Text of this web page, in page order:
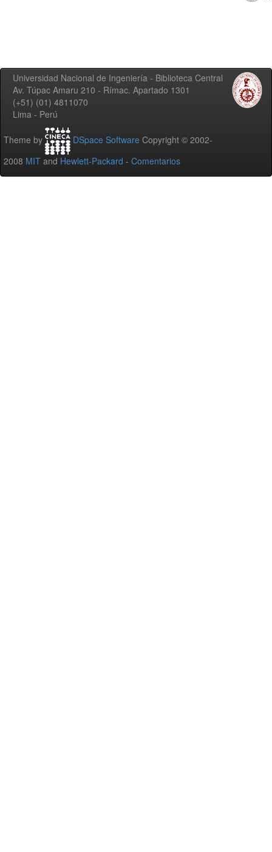
Universidad Nacional de Ingeniería - Biblioteca Central
Av. Túpac Amaru 210 - Rímac. Apartado 1301
(+51) (01) 4811070
Lima - Perú
Theme by DSpace Software Copyright © 2002-
2008 MIT and Hewlett-Packard - Comentarios